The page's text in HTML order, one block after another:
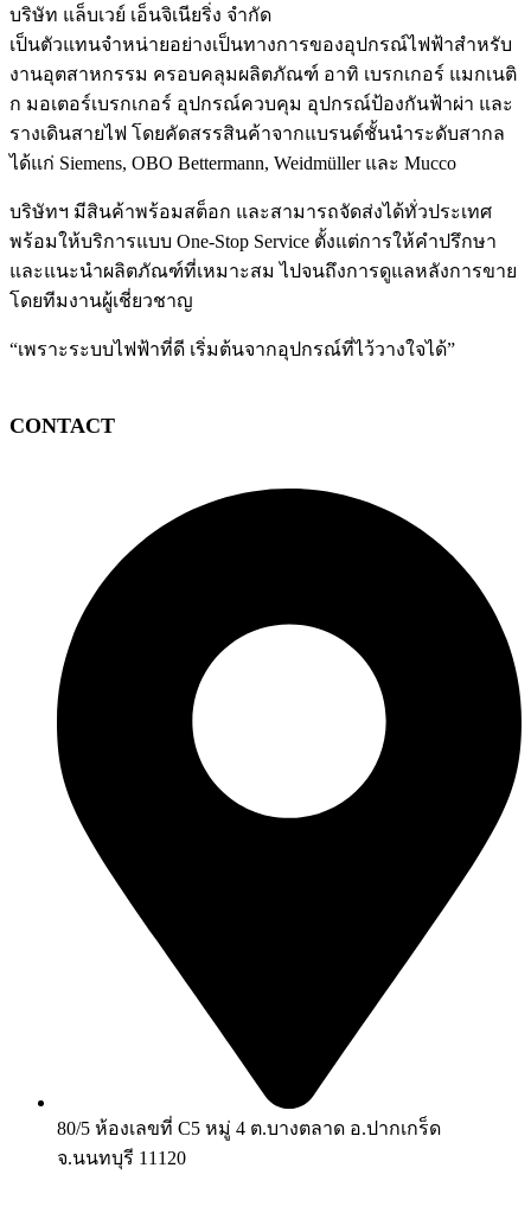
บริษัท แล็บเวย์ เอ็นจิเนียริ่ง จำกัด
เป็นตัวแทนจำหน่ายอย่างเป็นทางการของอุปกรณ์ไฟฟ้าสำหรับ
งานอุตสาหกรรม ครอบคลุมผลิตภัณฑ์ อาทิ เบรกเกอร์ แมกเนติ
ก มอเตอร์เบรกเกอร์ อุปกรณ์ควบคุม อุปกรณ์ป้องกันฟ้าผ่า และ
รางเดินสายไฟ โดยคัดสรรสินค้าจากแบรนด์ชั้นนำระดับสากล
ได้แก่ Siemens, OBO Bettermann, Weidmüller และ Mucco
บริษัทฯ มีสินค้าพร้อมสต็อก และสามารถจัดส่งได้ทั่วประเทศ
พร้อมให้บริการแบบ One-Stop Service ตั้งแต่การให้คำปรึกษา
และแนะนำผลิตภัณฑ์ที่เหมาะสม ไปจนถึงการดูแลหลังการขาย
โดยทีมงานผู้เชี่ยวชาญ
“เพราะระบบไฟฟ้าที่ดี เริ่มต้นจากอุปกรณ์ที่ไว้วางใจได้”
CONTACT
80/5 ห้องเลขที่ C5 หมู่ 4 ต.บางตลาด อ.ปากเกร็ด
จ.นนทบุรี 11120